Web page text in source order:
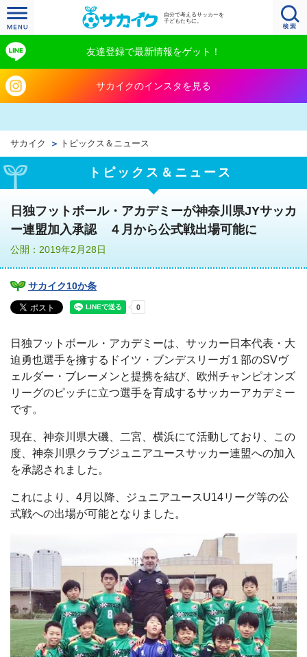
自分で考えるサッカーを
子どもたちに。
友達登録で最新情報をゲット！
サカイクのインスタを見る
サカイク トピックス＆ニュース
トピックス＆ニュース
日独フットボール・アカデミーが神奈川県JYサッカ
ー連盟加入承認 ４月から公式戦出場可能に
公開：2019年2月28日
サカイク10か条
日独フットボール・アカデミーは、サッカー日本代表・大
迫勇也選手を擁するドイツ・ブンデスリーガ１部のSVヴ
ェルダー・ブレーメンと提携を結び、欧州チャンピオンズ
リーグのピッチに立つ選手を育成するサッカーアカデミー
です。
現在、神奈川県大磯、二宮、横浜にて活動しており、この
度、神奈川県クラブジュニアユースサッカー連盟への加入
を承認されました。
これにより、4月以降、ジュニアユースU14リーグ等の公
式戦への出場が可能となりました。